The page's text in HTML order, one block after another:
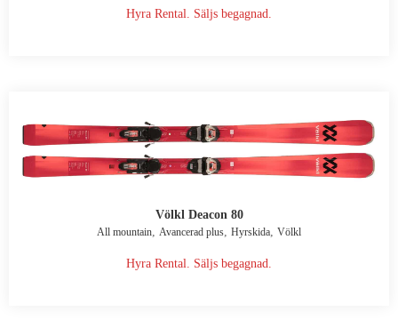
Hyra Rental. Säljs begagnad.
Völkl Deacon 80
All mountain Avancerad plus Hyrskida Völkl
Hyra Rental. Säljs begagnad.